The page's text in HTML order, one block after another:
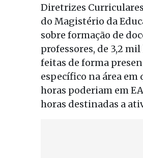
Diretrizes
do Magistério da
sobre formação de
professores, de 3,2
feitas de forma
específico na área em
horas poderiam em
horas destinadas a